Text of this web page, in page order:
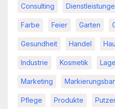
Consulting
Farbe Feier Garten
Gesundheit Handel
Industrie Kosmetik
Marketing
Pflege Produkte